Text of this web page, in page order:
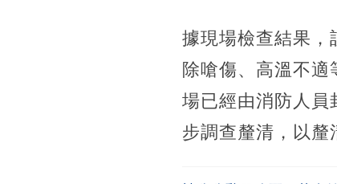
據現場檢查結果，
除嗆傷、高溫不
場已經由消防人員
步調查釐清，以釐